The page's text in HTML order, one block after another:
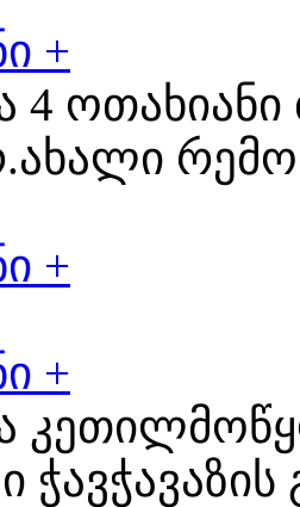
+
4
+
+